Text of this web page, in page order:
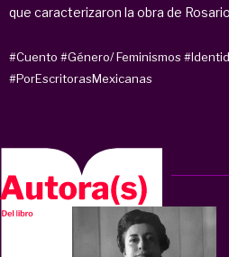
que caracterizaron la obra de
#Cuento #Género/ Feminismos
#PorEscritorasMexicanas